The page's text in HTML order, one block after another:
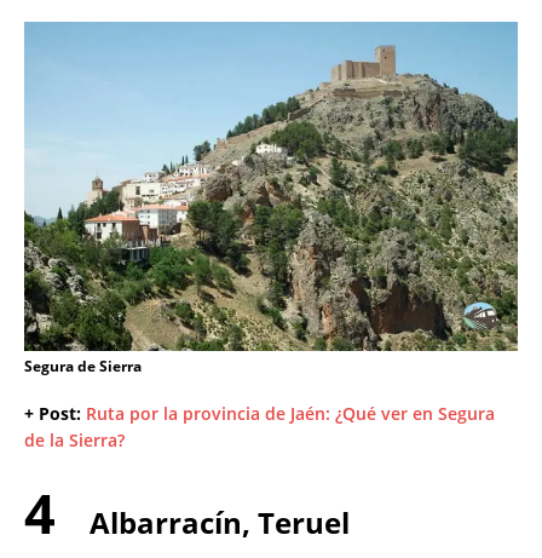
Segura de Sierra
+ Post: Ruta por la provincia de Jaén: ¿Qué ver en Segura
de la Sierra?
4 Albarracín, Teruel